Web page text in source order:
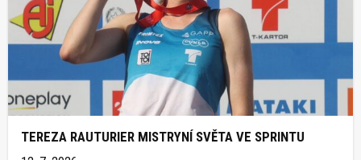
TEREZA RAUTURIER MISTRYNÍ SVĚTA VE SPRINTU